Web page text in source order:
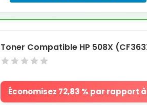
Toner Compatible HP 508X
Économisez 72,83 % par rapport